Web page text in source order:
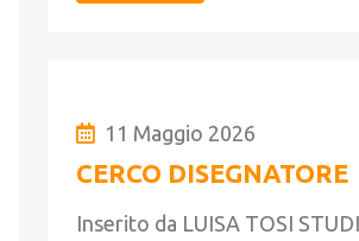
11 Maggio 2026
CERCO DISEGNATORE
Inserito da LUISA TOSI